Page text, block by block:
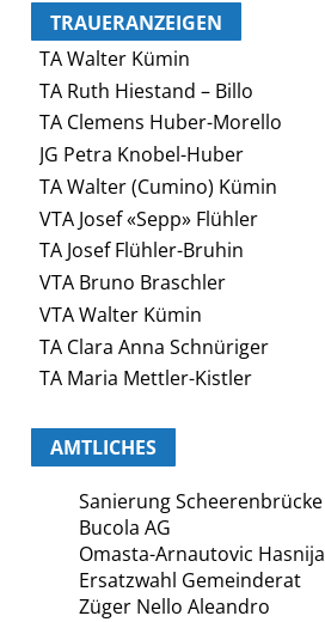
TRAUERANZEIGEN
TA Walter Kümin
TA Ruth Hiestand – Billo
TA Clemens Huber-Morello
JG Petra Knobel-Huber
TA Walter (Cumino) Kümin
VTA Josef «Sepp» Flühler
TA Josef Flühler-Bruhin
VTA Bruno Braschler
VTA Walter Kümin
TA Clara Anna Schnüriger
TA Maria Mettler-Kistler
AMTLICHES
Sanierung Scheerenbrücke
Bucola AG
Omasta-Arnautovic Hasnija
Ersatzwahl Gemeinderat
Züger Nello Aleandro